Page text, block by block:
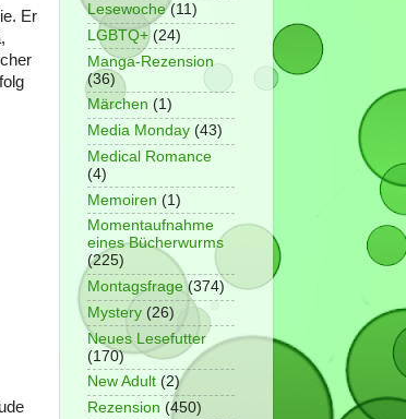
Er
Lesewoche (11)
LGBTQ+ (24)
Manga-Rezension
(36)
Märchen (1)
Media Monday (43)
Medical Romance
(4)
Memoiren (1)
Momentaufnahme
eines Bücherwurms
(225)
Montagsfrage (374)
Mystery (26)
Neues Lesefutter
(170)
New Adult (2)
Rezension (450)